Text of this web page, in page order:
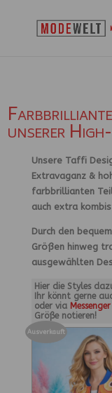
unserer
Unsere Taffi
Extravaganz &
farbbrillianten
auch extra
Durch den
Größen hinweg
ausgewählten
Hier die Styles
Ihr könnt gerne
oder via Messenger
Größe notieren!
Ausverkauft